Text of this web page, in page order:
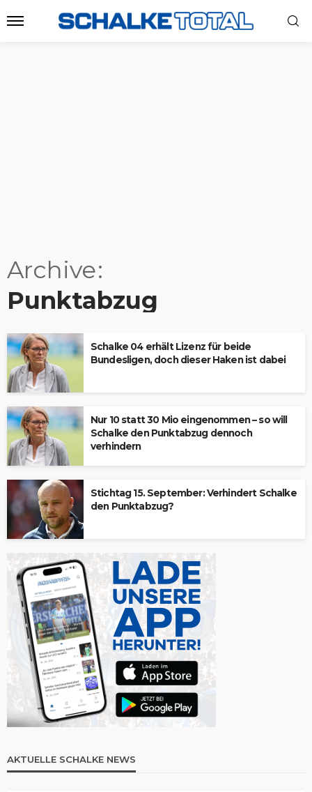
Archive
Punktabzug
Schalke 04 erhält Lizenz für beide
Bundesligen, doch dieser Haken ist dabei
Nur 10 statt 30 Mio eingenommen – so will
Schalke den Punktabzug dennoch
verhindern
Stichtag 15. September: Verhindert Schalke
den Punktabzug?
AKTUELLE SCHALKE NEWS